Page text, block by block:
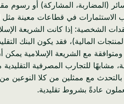
الاستثمارات في قطاعات معينة مثل
الشخصية: إذا كانت الشريعة
المالية)، فقد يكون البنك
ومتوافقة مع الشريعة الإسلامية
بالتحدث مع ممثلين من كلا
عادةً بشروط تقليدية.